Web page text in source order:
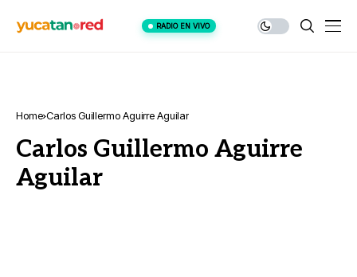
RADIO EN VIVO
Home Carlos Guillermo Aguirre Aguilar
Carlos Guillermo Aguirre
Aguilar